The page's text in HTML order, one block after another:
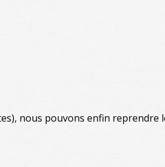
nous pouvons enfin reprendre